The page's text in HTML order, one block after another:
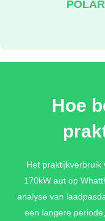
Hoe
Het praktijkverbruik
170kW aut op
analyse van
een langere